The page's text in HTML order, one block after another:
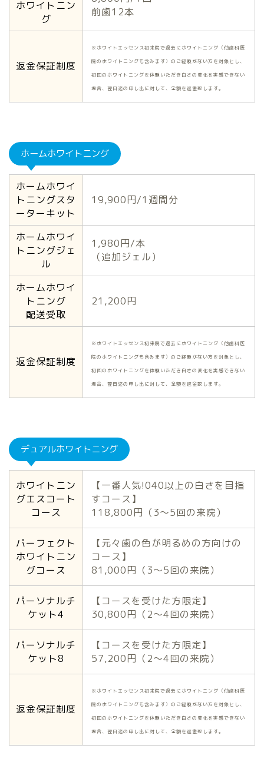
ホワイトニン
グ
前歯12本
返金保証制度
※ホワイトエッセンス初来院で過去にホワイトニング（他歯科医
院のホワイトニングも含みます）のご経験がない方を対象とし、
初回のホワイトニングを体験いただき白さの変化を実感できない
場合、翌日迄の申し出に対して、全額を返金致します。
ホームホワイトニング
ホームホワイ
トニングスタ
ーターキット
19,900円/1週間分
ホームホワイ
トニングジェ
ル
1,980円/本
（追加ジェル）
ホームホワイ
トニング
配送受取
21,200円
返金保証制度
※ホワイトエッセンス初来院で過去にホワイトニング（他歯科医
院のホワイトニングも含みます）のご経験がない方を対象とし、
初回のホワイトニングを体験いただき白さの変化を実感できない
場合、翌日迄の申し出に対して、全額を返金致します。
デュアルホワイトニング
ホワイトニン
グエスコート
コース
【一番人気!040以上の白さを目指
すコース】
118,800円（3〜5回の来院）
パーフェクト
ホワイトニン
グコース
【元々歯の色が明るめの方向けの
コース】
81,000円（3〜5回の来院）
パーソナルチ
ケット4
【コースを受けた方限定】
30,800円（2〜4回の来院）
パーソナルチ
ケット8
【コースを受けた方限定】
57,200円（2〜4回の来院）
返金保証制度
※ホワイトエッセンス初来院で過去にホワイトニング（他歯科医
院のホワイトニングも含みます）のご経験がない方を対象とし、
初回のホワイトニングを体験いただき白さの変化を実感できない
場合、翌日迄の申し出に対して、全額を返金致します。